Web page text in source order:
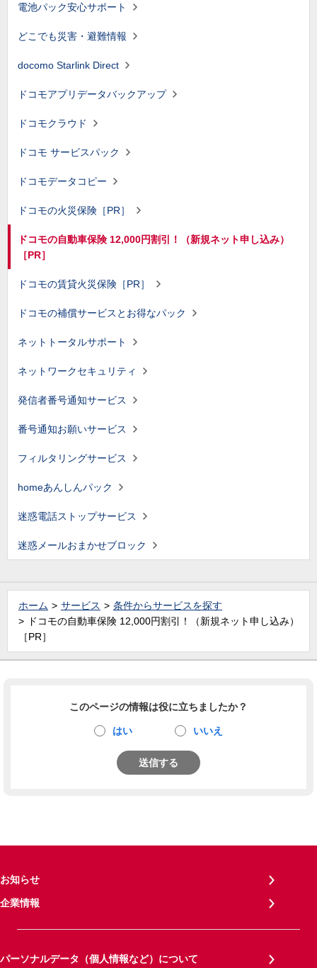
電池パック安心サポート
どこでも災害・避難情報
docomo Starlink Direct
ドコモアプリデータバックアップ
ドコモクラウド
ドコモ サービスパック
ドコモデータコピー
ドコモの火災保険［PR］
ドコモの自動車保険 12,000円割引！（新規ネット申し込み）
［PR］
ドコモの賃貸火災保険［PR］
ドコモの補償サービスとお得なパック
ネットトータルサポート
ネットワークセキュリティ
発信者番号通知サービス
番号通知お願いサービス
フィルタリングサービス
homeあんしんパック
迷惑電話ストップサービス
迷惑メールおまかせブロック
ホーム サービス
条件からサービスを探す
ドコモの自動車保険 12,000円割引！（新規ネット申し込み）
［PR］
このページの情報は役に立ちましたか？
はい いいえ
送信する
お知らせ
企業情報
パーソナルデータ（個人情報など）について